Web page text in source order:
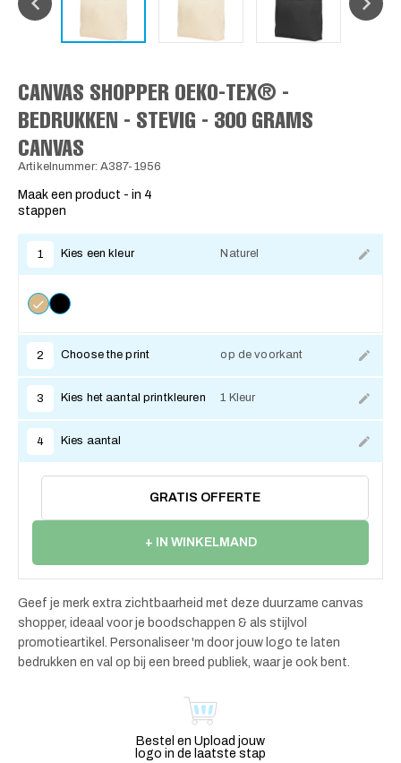
CANVAS SHOPPER OEKO-TEX® -
BEDRUKKEN - STEVIG - 300 GRAMS
CANVAS
Artikelnummer: A387-1956
Maak een product - in 4
stappen
1 Kies een kleur Naturel
2 Choose the print op de voorkant
3 Kies het aantal printkleuren 1 Kleur
4 Kies aantal
GRATIS OFFERTE
+ IN WINKELMAND
Geef je merk extra zichtbaarheid met deze duurzame canvas
shopper, ideaal voor je boodschappen & als stijlvol
promotieartikel. Personaliseer 'm door jouw logo te laten
bedrukken en val op bij een breed publiek, waar je ook bent.
Bestel en Upload jouw
logo in de laatste stap